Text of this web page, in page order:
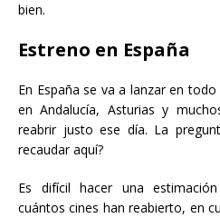
bien.
Estreno en España
En España se va a lanzar en
en Andalucía, Asturias y
reabrir justo ese día. La
recaudar aquí?
Es difícil hacer una
cuántos cines han reabierto, en